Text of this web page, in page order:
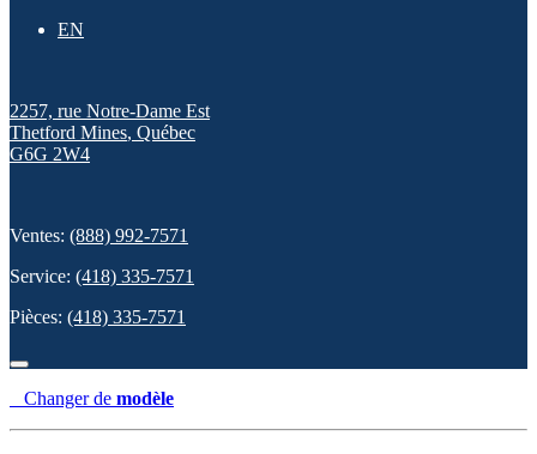
EN
2257, rue Notre-Dame Est
Thetford Mines, Québec
G6G 2W4
Ventes: (888) 992-7571
Service: (418) 335-7571
Pièces: (418) 335-7571
Changer de modèle